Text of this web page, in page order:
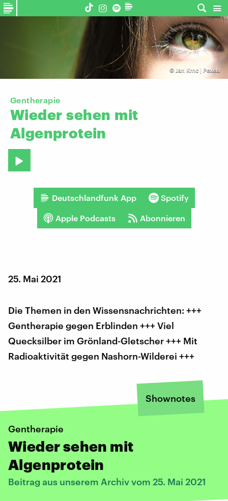
© Jan Krnc | Pexels
Gentherapie
Wieder sehen mit
Algenprotein
Deutschlandfunk App Spotify
Apple Podcasts Abonnieren
25. Mai 2021
Die Themen in den Wissensnachrichten: +++
Gentherapie gegen Erblinden +++ Viel
Quecksilber im Grönland-Gletscher +++ Mit
Radioaktivität gegen Nashorn-Wilderei +++
Shownotes
Gentherapie
Wieder sehen mit
Algenprotein
Beitrag aus unserem Archiv vom 25. Mai 2021